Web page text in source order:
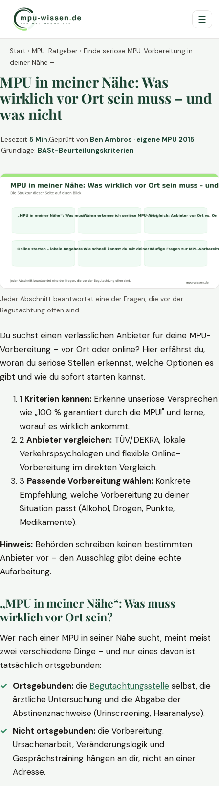
☰
Start › MPU-Ratgeber › Finde seriöse MPU-Vorbereitung in
deiner Nähe –
MPU in meiner Nähe: Was
wirklich vor Ort sein muss – und
was nicht
Lesezeit 5 Min.Geprüft von Ben Ambros · eigene MPU 2015
Grundlage: BASt-Beurteilungskriterien
Jeder Abschnitt beantwortet eine der Fragen, die vor der
Begutachtung offen sind.
Du suchst einen verlässlichen Anbieter für deine MPU-
Vorbereitung – vor Ort oder online? Hier erfährst du,
woran du seriöse Stellen erkennst, welche Optionen es
gibt und wie du sofort starten kannst.
1 Kriterien kennen: Erkenne unseriöse Versprechen
wie „100 % garantiert durch die MPU!" und lerne,
worauf es wirklich ankommt.
2 Anbieter vergleichen: TÜV/DEKRA, lokale
Verkehrspsychologen und flexible Online-
Vorbereitung im direkten Vergleich.
3 Passende Vorbereitung wählen: Konkrete
Empfehlung, welche Vorbereitung zu deiner
Situation passt (Alkohol, Drogen, Punkte,
Medikamente).
Hinweis: Behörden schreiben keinen bestimmten
Anbieter vor – den Ausschlag gibt deine echte
Aufarbeitung.
„MPU in meiner Nähe“: Was muss
wirklich vor Ort sein?
Wer nach einer MPU in seiner Nähe sucht, meint meist
zwei verschiedene Dinge – und nur eines davon ist
tatsächlich ortsgebunden:
Ortsgebunden: die Begutachtungsstelle selbst, die
ärztliche Untersuchung und die Abgabe der
Abstinenznachweise (Urinscreening, Haaranalyse).
Nicht ortsgebunden: die Vorbereitung.
Ursachenarbeit, Veränderungslogik und
Gesprächstraining hängen an dir, nicht an einer
Adresse.